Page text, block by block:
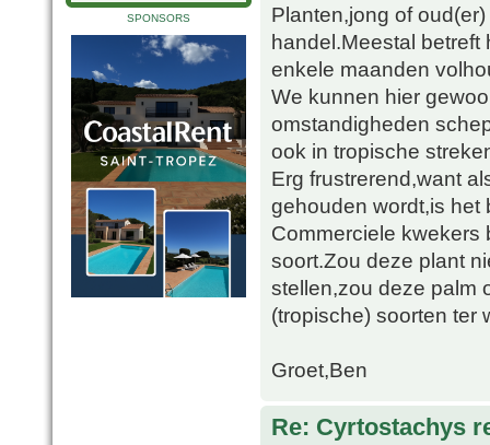
SPONSORS
Planten,jong of
handel.Meestal
enkele maanden
We kunnen hier
omstandigheden
ook in tropische
Erg frustrerend,want
gehouden wordt,is het
Commerciele
soort.Zou deze plant
stellen,zou deze palm
(tropische) soorten ter
Groet,Ben
Re: Cyrtostachys